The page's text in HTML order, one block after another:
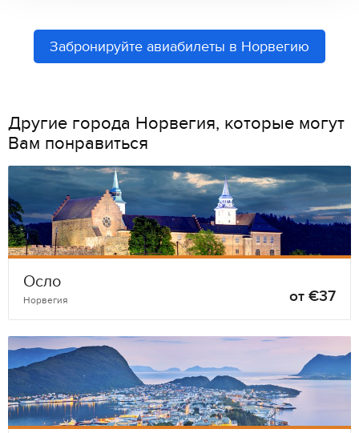
Забронируйте авиабилеты в Норвегию
Другие города Норвегия, которые могут
Вам понравиться
Осло
Норвегия от €37